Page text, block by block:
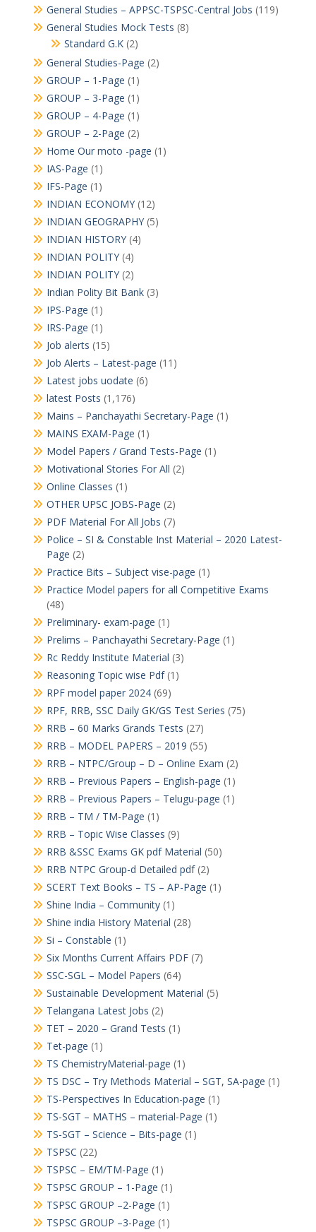
General Studies – APPSC-TSPSC-Central Jobs (119)
General Studies Mock Tests (8)
Standard G.K(2)
General Studies-Page (2)
GROUP – 1-Page (1)
GROUP – 3-Page (1)
GROUP – 4-Page (1)
GROUP – 2-Page (2)
Home Our moto -page (1)
IAS-Page (1)
IFS-Page (1)
INDIAN ECONOMY(12)
INDIAN GEOGRAPHY(5)
INDIAN HISTORY(4)
INDIAN POLITY(4)
INDIAN POLITY(2)
Indian Polity Bit Bank(3)
IPS-Page (1)
IRS-Page (1)
Job alerts (15)
Job Alerts – Latest-page (11)
Latest jobs uodate (6)
latest Posts (1,176)
Mains – Panchayathi Secretary-Page (1)
MAINS EXAM-Page (1)
Model Papers / Grand Tests-Page (1)
Motivational Stories For All (2)
Online Classes (1)
OTHER UPSC JOBS-Page (2)
PDF Material For All Jobs (7)
Police – SI & Constable Inst Material – 2020 Latest-
Page (2)
Practice Bits – Subject vise-page (1)
Practice Model papers for all Competitive Exams
(48)
Preliminary- exam-page (1)
Prelims – Panchayathi Secretary-Page (1)
Rc Reddy Institute Material (3)
Reasoning Topic wise Pdf(1)
RPF model paper 2024(69)
RPF, RRB, SSC Daily GK/GS Test Series (75)
RRB – 60 Marks Grands Tests (27)
RRB – MODEL PAPERS – 2019 (55)
RRB – NTPC/Group – D – Online Exam (2)
RRB – Previous Papers – English-page (1)
RRB – Previous Papers – Telugu-page (1)
RRB – TM / TM-Page (1)
RRB – Topic Wise Classes (9)
RRB &SSC Exams GK pdf Material (50)
RRB NTPC Group-d Detailed pdf(2)
SCERT Text Books – TS – AP-Page (1)
Shine India – Community(1)
Shine india History Material (28)
Si – Constable (1)
Six Months Current Affairs PDF(7)
SSC-SGL – Model Papers (64)
Sustainable Development Material (5)
Telangana Latest Jobs (2)
TET – 2020 – Grand Tests (1)
Tet-page (1)
TS ChemistryMaterial-page (1)
TS DSC – Try Methods Material – SGT, SA-page (1)
TS-Perspectives In Education-page (1)
TS-SGT – MATHS – material-Page (1)
TS-SGT – Science – Bits-page (1)
TSPSC (22)
TSPSC – EM/TM-Page (1)
TSPSC GROUP – 1-Page (1)
TSPSC GROUP –2-Page (1)
TSPSC GROUP –3-Page (1)